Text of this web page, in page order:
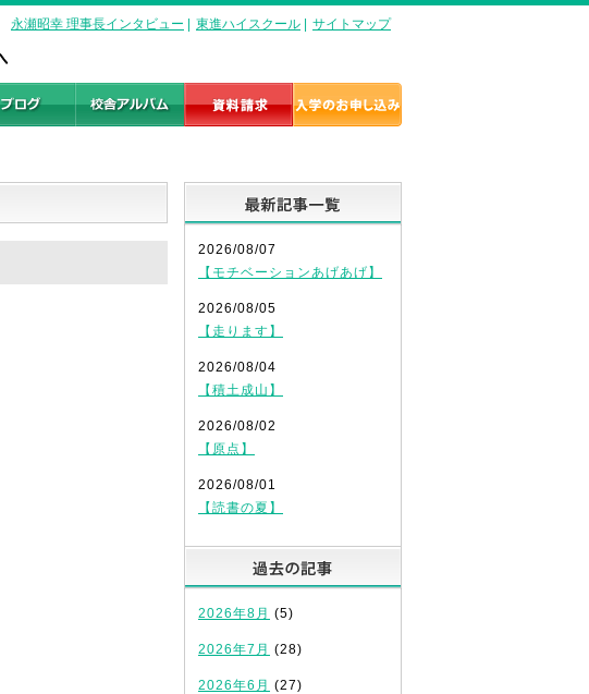
永瀬昭幸 理事長インタビュー 東進ハイスクール サイトマップ
2026/08/07
【モチベーションあげあげ】
2026/08/05
【走ります】
2026/08/04
【積土成山】
2026/08/02
【原点】
2026/08/01
【読書の夏】
2026年8月 (5)
2026年7月 (28)
2026年6月 (27)